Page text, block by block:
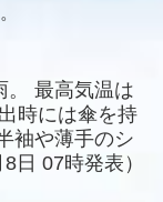
最高気温は
時には傘を持
袖や薄手のシ
日 07時発表）